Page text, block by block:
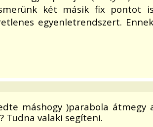
két másik fix pontot is
egyenletrendszert.
máshogy )parabola átmegy
Tudna valaki segíteni.